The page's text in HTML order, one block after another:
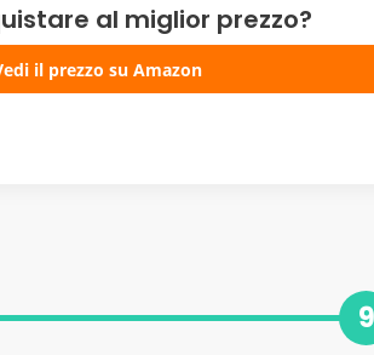
al miglior prezzo?
il prezzo su Amazon
9